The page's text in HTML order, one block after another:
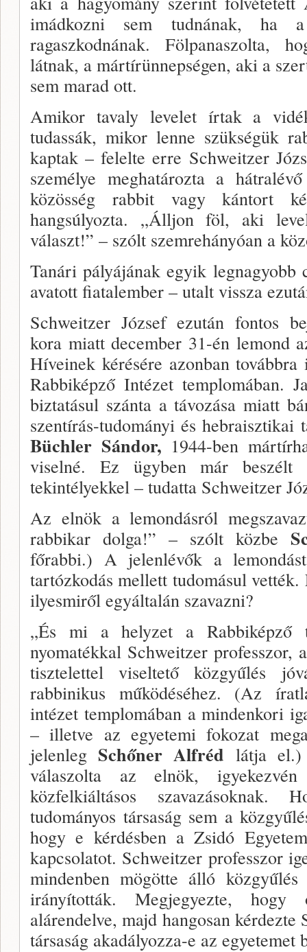
imádkozni sem tudnának, ha a
ragaszkodnának. Fölpanaszol­ta,
látnak, a mártírünnepségen, aki a
sem marad ott.
Amikor tavaly levelet írtak a
tudassák, mi­kor lenne szükségük
kaptak – felelte erre Schweitzer
személye meghatározta a
közösség rabbit vagy kántort
hangsúlyozta. „Álljon föl, aki
választ!” – szólt szemrehányóan a
Tanári pályájának egyik
avatott fia­talember – utalt vissza
Schweitzer József ezután fontos
kora miatt december 31-én lemond
Híveinek kérésére azonban
Rabbiképző Intézet templo­mában.
biztatásul szánta a távozása miatt
szentírás-tudományi és hebraisztikai
Büchler Sándor, 1944-ben
viselné. Ez ügyben már beszélt
tekintélyekkel – tudatta Schweitzer
Az elnök a lemondásról
rabbikar dol­ga!” – szólt közbe
főrabbi.) A jelenlévők a
tartózkodás mellett tudomásul
ilyesmiről egyáltalán szavazni?
„És mi a helyzet a Rabbiképző
nyomatékkal Schweitzer professzor,
tisztelettel viseltető közgyű­lés
rabbinikus működéséhez. (Az
intézet templomában a mindenkori
– illetve az egyetemi fokozat
jelenleg Schőner Alfréd látja
válaszolta az elnök,
közfelkiáltásos
tudományos társaság sem a
hogy e kérdésben a Zsidó
kapcsolatot. Schweitzer professzor
mindenben mögötte álló
irányították. Megjegyezte,
alárendelve, majd hangosan
tár­saság akadályozza-e az egyetemet